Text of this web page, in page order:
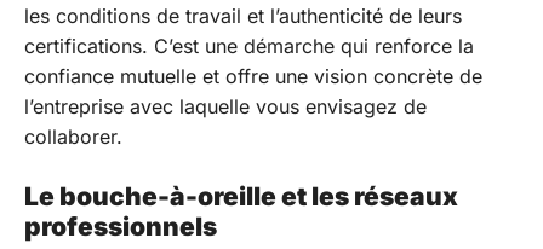
les conditions de travail et l’authenticité de leurs
certifications. C’est une démarche qui renforce la
confiance mutuelle et offre une vision concrète de
l’entreprise avec laquelle vous envisagez de
collaborer.
Le bouche-à-oreille et les réseaux
professionnels